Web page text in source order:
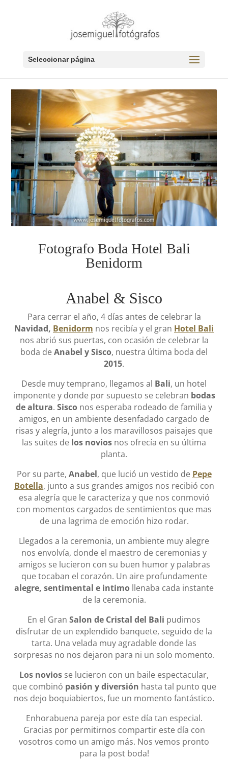
Seleccionar página
Fotografo Boda Hotel Bali
Benidorm
Anabel & Sisco
Para cerrar el año, 4 días antes de celebrar la
Navidad, Benidorm nos recibía y el gran Hotel Bali
nos abrió sus puertas, con ocasión de celebrar la
boda deAnabel y Sisco, nuestra última boda del
2015.
Desde muy temprano, llegamos al Bali, un hotel
imponente y donde por supuesto se celebran bodas
de altura. Sisco nos esperaba rodeado de familia y
amigos, en un ambiente desenfadado cargado de
risas y alegría, junto a los maravillosos paisajes que
las suites de los novios nos ofrecía en su última
planta.
Por su parte, Anabel, que lució un vestido de Pepe
Botella, junto a sus grandes amigos nos recibió con
esa alegría que le caracteriza y que nos conmovió
con momentos cargados de sentimientos que mas
de una lagrima de emoción hizo rodar.
Llegados a la ceremonia, un ambiente muy alegre
nos envolvía, donde el maestro de ceremonias y
amigos se lucieron con su buen humor y palabras
que tocaban el corazón. Un aire profundamente
alegre, sentimental e intimo llenaba cada instante
de la ceremonia.
En el Gran Salon de Cristal del Bali pudimos
disfrutar de un explendido banquete, seguido de la
tarta. Una velada muy agradable donde las
sorpresas no nos dejaron para ni un solo momento.
Los novios se lucieron con un baile espectacular,
que combinó pasión y diversión hasta tal punto que
nos dejo boquiabiertos, fue un momento fantástico.
Enhorabuena pareja por este día tan especial.
Gracias por permitirnos compartir este día con
vosotros como un amigo más. Nos vemos pronto
para la post boda!